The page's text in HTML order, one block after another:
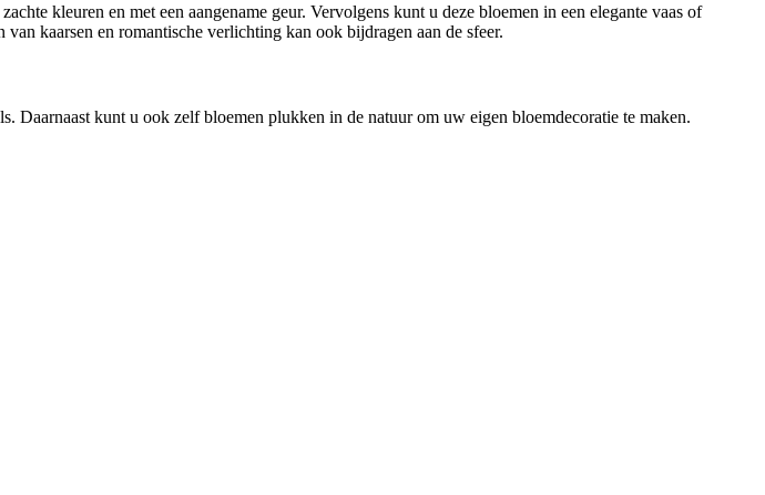
kleuren en met een aangename geur. Vervolgens kunt u deze bloemen in een elegante vaas of
kaarsen en romantische verlichting kan ook bijdragen aan de sfeer.
kunt u ook zelf bloemen plukken in de natuur om uw eigen bloemdecoratie te maken.